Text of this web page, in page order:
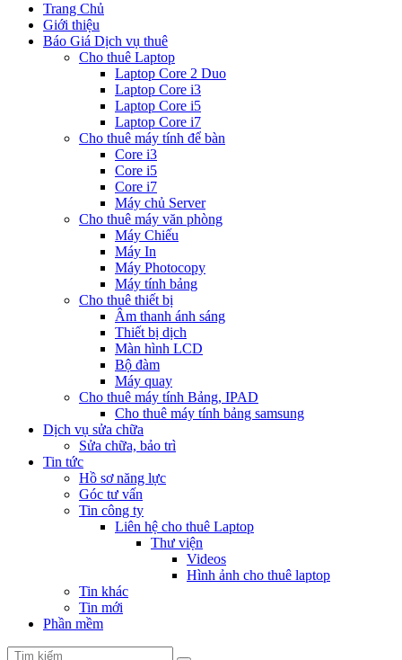
Trang Chủ
Giới thiệu
Báo Giá Dịch vụ thuê
Cho thuê Laptop
Laptop Core 2 Duo
Laptop Core i3
Laptop Core i5
Laptop Core i7
Cho thuê máy tính để bàn
Core i3
Core i5
Core i7
Máy chủ Server
Cho thuê máy văn phòng
Máy Chiếu
Máy In
Máy Photocopy
Máy tính bảng
Cho thuê thiết bị
Âm thanh ánh sáng
Thiết bị dịch
Màn hình LCD
Bộ đàm
Máy quay
Cho thuê máy tính Bảng, IPAD
Cho thuê máy tính bảng samsung
Dịch vụ sửa chữa
Sửa chữa, bảo trì
Tin tức
Hồ sơ năng lực
Góc tư vấn
Tin công ty
Liên hệ cho thuê Laptop
Thư viện
Videos
Hình ảnh cho thuê laptop
Tin khác
Tin mới
Phần mềm